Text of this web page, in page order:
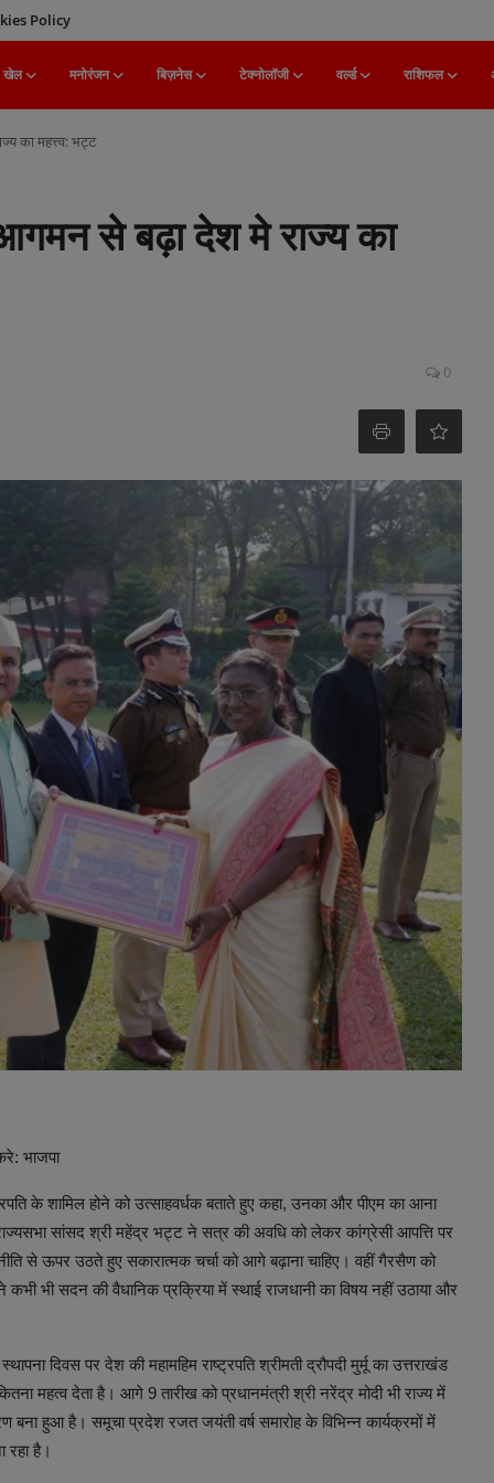
Policy
खेल मनोरंजन बिज़नेस टेक्नोलॉजी वर्ल्ड राशिफल
का महत्त्व: भट्ट
आगमन से बढ़ा देश मे राज्य का
0
भाजपा
के शामिल होने को उत्साहवर्धक बताते हुए कहा, उनका और पीएम का आना
सांसद श्री महेंद्र भट्ट ने सत्र की अवधि को लेकर कांग्रेसी आपत्ति पर
से ऊपर उठते हुए सकारात्मक चर्चा को आगे बढ़ाना चाहिए। वहीं गैरसैण को
भी सदन की वैधानिक प्रक्रिया में स्थाई राजधानी का विषय नहीं उठाया और
दिवस पर देश की महामहिम राष्ट्रपति श्रीमती द्रौपदी मुर्मू का उत्तराखंड
महत्व देता है। आगे 9 तारीख को प्रधानमंत्री श्री नरेंद्र मोदी भी राज्य में
बना हुआ है। समूचा प्रदेश रजत जयंती वर्ष समारोह के विभिन्न कार्यक्रमों में
रहा है।